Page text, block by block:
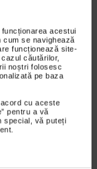
acestui
cum se navighează
funcționează site-
căutărilor,
noștri folosesc
pe baza
cu aceste
pentru a vă
special, vă puteți
GH3
GEROVITAL